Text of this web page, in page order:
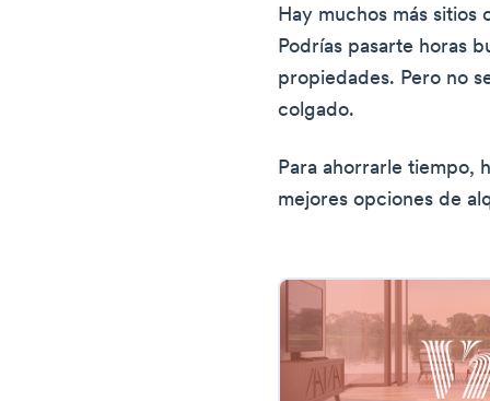
Hay muchos más sitios
Podrías pasarte horas
propiedades. Pero no
colgado.
Para ahorrarle tiempo,
mejores opciones de